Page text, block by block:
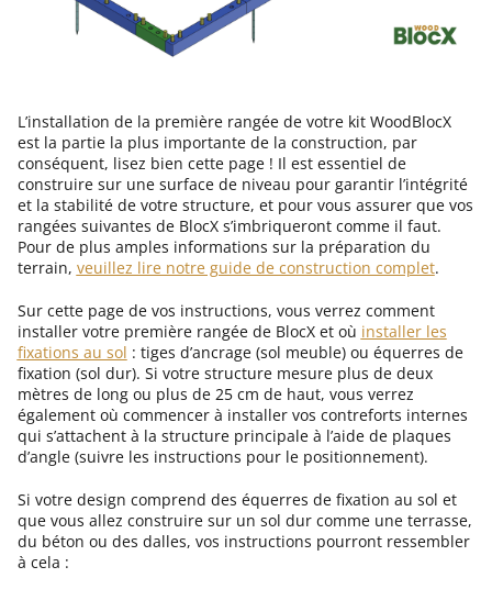
L’installation de la première rangée de votre kit WoodBlocX
est la partie la plus importante de la construction, par
conséquent, lisez bien cette page ! Il est essentiel de
construire sur une surface de niveau pour garantir l’intégrité
et la stabilité de votre structure, et pour vous assurer que vos
rangées suivantes de BlocX s’imbriqueront comme il faut.
Pour de plus amples informations sur la préparation du
terrain, veuillez lire notre guide de construction complet.
Sur cette page de vos instructions, vous verrez comment
installer votre première rangée de BlocX et où installer les
fixations au sol : tiges d’ancrage (sol meuble) ou équerres de
fixation (sol dur). Si votre structure mesure plus de deux
mètres de long ou plus de 25 cm de haut, vous verrez
également où commencer à installer vos contreforts internes
qui s’attachent à la structure principale à l’aide de plaques
d’angle (suivre les instructions pour le positionnement).
Si votre design comprend des équerres de fixation au sol et
que vous allez construire sur un sol dur comme une terrasse,
du béton ou des dalles, vos instructions pourront ressembler
à cela :